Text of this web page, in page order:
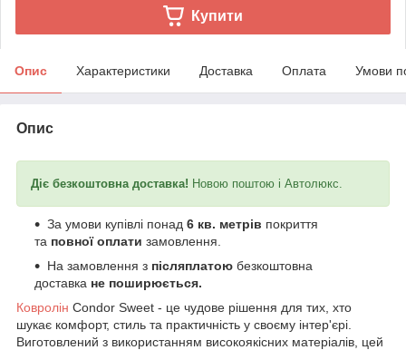
Купити
Опис Характеристики Доставка Оплата Умови
Опис
Діє безкоштовна доставка! Новою поштою і Автолюкс.
За умови купівлі понад 6 кв. метрів покриття
та повної оплати замовлення.
На замовлення з післяплатою безкоштовна
доставка не поширюється.
Ковролін Condor Sweet - це чудове рішення для тих, хто
шукає комфорт, стиль та практичність у своєму інтер'єрі.
Виготовлений з використанням високоякісних матеріалів, цей